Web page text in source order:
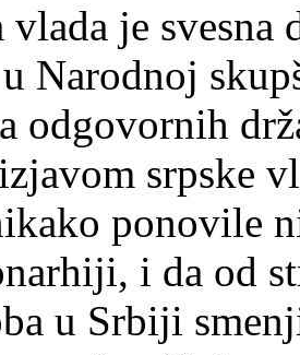
je svesna
Narodnoj
odgovornih
srpske
ponovile
i da od
u Srbiji